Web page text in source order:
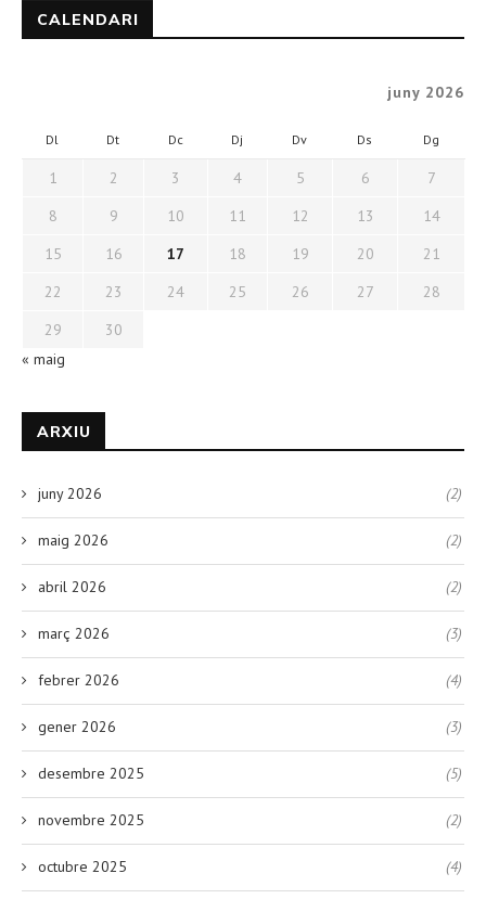
CALENDARI
juny 2026
Dl Dt Dc Dj Dv Ds Dg
1 2 3 4 5 6
7
8
9 10 11 12 13
14
15
16 17 18 19 20
21
22
23 24 25 26 27
28
29
30
« maig
ARXIU
juny 2026 (2)
maig 2026 (2)
abril 2026 (2)
març 2026 (3)
febrer 2026 (4)
gener 2026 (3)
desembre 2025 (5)
novembre 2025 (2)
octubre 2025 (4)